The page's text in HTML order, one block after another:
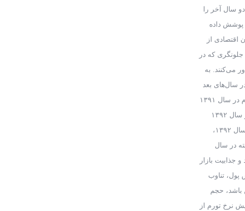
اول و یک روند کاهشی در دو سال آخر را
اسمی را پوشش داده
سال ۱۳۹۰ انتظارات تورمی عاملان اقتصادی از
که در
می‌کنند. به
تورم در سال‌های بعد
به جز سال ۱۳۹۱ نیز ادامه پیدا کرد. در سال ۱۳۹۲، آحاد اقتصادی تورم تقریبا ۳۱ درصدی سال قبل را مشاهده کردند. سطح بالای تورم در سال ۱۳۹۱
و افزایش تقریبا ۱۰ درصدی آن نسبت به سال قبل، انتظارات تورمی در آحاد اقتصادی را تشدید کرد. بنابراین تمایل به نگهداری پول در سال ۱۳۹۲
کاهش و سرعت گردش پول به رقم قابل توجه ۳/ ۸ بارافزایش یافت. ادامه افزایش تورم و افزایش آن تا سطح تقریبا ۳۵درصدی در سال ۱۳۹۲،
۵/ ۹واحد افزایش یافت. البته در سال
جذابیت بازار
تناوب
باشد، حجم
یارانه‌ها هم افزایش نرخ تورم از